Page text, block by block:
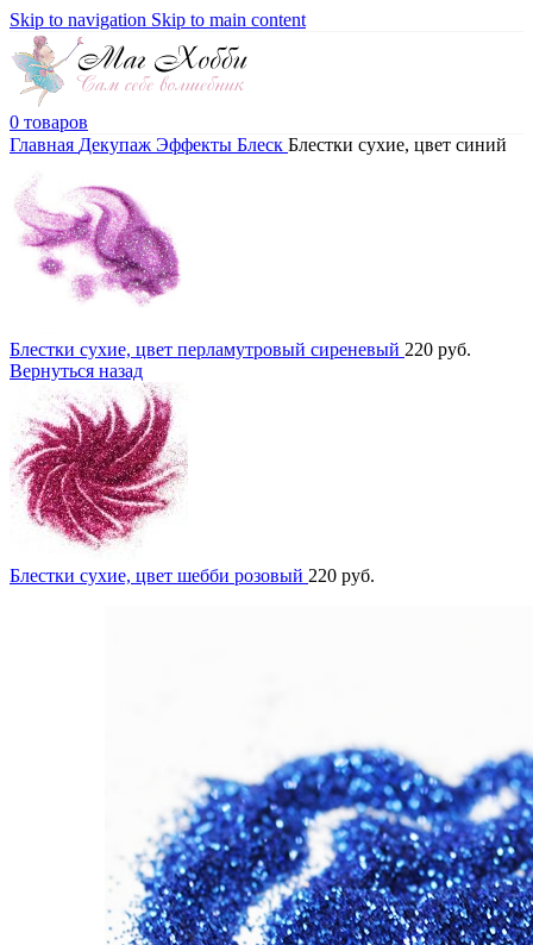
Skip to navigation Skip to main content
0 товаров
Главная Декупаж Эффекты Блеск Блестки сухие, цвет синий
Блестки сухие, цвет перламутровый сиреневый 220 руб.
Вернуться назад
Блестки сухие, цвет шебби розовый 220 руб.